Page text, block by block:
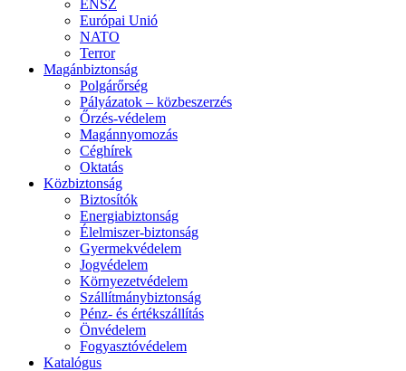
ENSZ
Európai Unió
NATO
Terror
Magánbiztonság
Polgárőrség
Pályázatok – közbeszerzés
Őrzés-védelem
Magánnyomozás
Céghírek
Oktatás
Közbiztonság
Biztosítók
Energiabiztonság
Élelmiszer-biztonság
Gyermekvédelem
Jogvédelem
Környezetvédelem
Szállítmánybiztonság
Pénz- és értékszállítás
Önvédelem
Fogyasztóvédelem
Katalógus